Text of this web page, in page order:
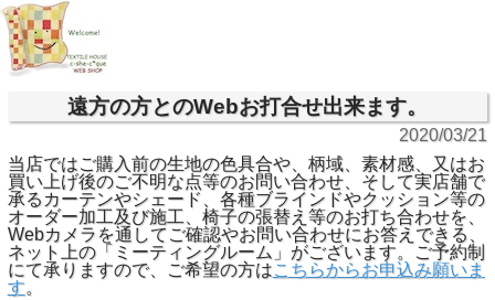
遠方の方とのWebお打合せ出来ます。
2020/03/21
当店ではご購入前の生地の色具合や、柄域、素材感、又はお
買い上げ後のご不明な点等のお問い合わせ、そして実店舗で
承るカーテンやシェード、各種ブラインドやクッション等の
オーダー加工及び施工、椅子の張替え等のお打ち合わせを、
Webカメラを通してご確認やお問い合わせにお答えできる、
ネット上の「ミーティングルーム」がございます。ご予約制
にて承りますので、ご希望の方はこちらからお申込み願いま
す。